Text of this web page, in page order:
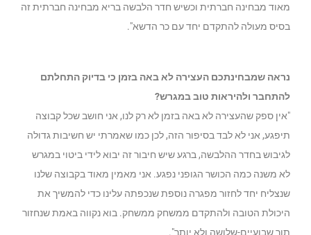
מאוד מבחינה חברתית וכשיש חדר הלבשה בריא מבחינה חברתית זה
בסיס מעולה להתקדם יחד עם כר הדשא".
נראה שמבחינתכם העצירה לא באה בזמן כי בדיוק התחלתם
להתחבר ולהיראות טוב במגרש?
"אין ספק שהעצירה לא באה בזמן לא רק לנו, אני חושב שכל קבוצה
תיפגע, אני לא לבד בסיפור הזה, לכן כמו שאמרתי יש חשיבות גדולה
לגיבוש בחדר ההלבשה, ברגע שיש חיבור זה יבוא לידי ביטוי במגרש
לא משנה כמה הכושר הגופני נפגע. אני מאמין מאוד בקבוצה שלנו
שנצליח יחד לחזור מפגרה נוספת שנכפתה עלינו כדי להמשיך את
היכולת הטובה ולהתקדם ממשחק ממשחק. בוא נקווה באמת שנחזור
תוך שבועיים-שלושה ולא יותר".